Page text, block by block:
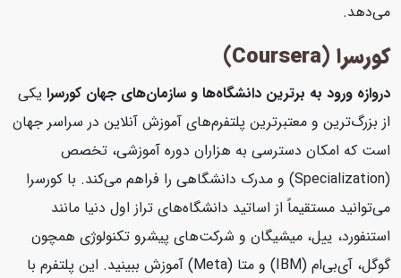
می‌دهد.
کورسرا (Coursera)
دروازه ورود به برترین دانشگاه‌ها و سازمان‌های جهان کورسرایکی
از بزرگ‌ترین و معتبرترین پلتفرم‌های آموزش آنلاین در سراسر جهان
است که امکان دسترسی به هزاران دوره آموزشی، تخصص
(Specialization) و مدرک دانشگاهی را فراهم می‌کند. با کورسرا
می‌توانید مستقیماً از اساتید دانشگاه‌های تراز اول دنیا مانند
استنفورد، ییل، میشیگان و شرکت‌های پیشرو تکنولوژی همچون
گوگل، آی‌بی‌ام (IBM) و متا (Meta) آموزش ببینید. این پلتفرم با